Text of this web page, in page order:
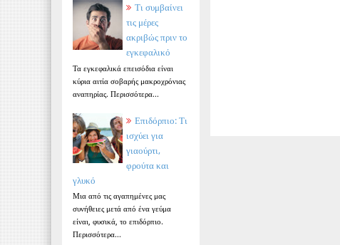
Τι συμβαίνει
τις μέρες
ακριβώς πριν το
εγκεφαλικό
Τα εγκεφαλικά επεισόδια είναι
κύρια αιτία σοβαρής μακροχρόνιας
αναπηρίας. Περισσότερα...
Επιδόρπιο: Τι
ισχύει για
γιαούρτι,
φρούτα και
γλυκό
Μια από τις αγαπημένες μας
συνήθειες μετά από ένα γεύμα
είναι, φυσικά, το επιδόρπιο.
Περισσότερα...